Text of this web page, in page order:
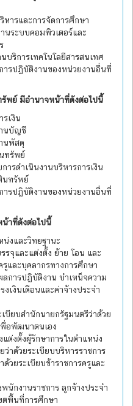
หารและการจัดการศึกษา
นระบบคอมพิวเตอร์และ
บริการเทคโนโลยีสารสนเทศ
รปฏิบัติงานของหน่วยงานอื่นที่
พย์ มีอำนาจหน้าที่ดังต่อไปนี้
เงิน
านบัญชี
นพัสดุ
ทรัพย์
ารดำเนินงานบริหารการเงิน
นทรัพย์
รปฏิบัติงานของหน่วยงานอื่นที่
าที่ดังต่อไปนี้
น่งและวิทยฐานะ
รจุและแต่งตั้ง ย้าย โอน และ
รูและบุคลากรทางการศึกษา
ลการปฏิบัติงาน บำเหน็จความ
เงินเดือนและค่าจ้างประจำ
บียบสำนักนายกรัฐมนตรีว่าด้วย
พื่อพัฒนาตนเอง
แต่งตั้งผู้รักษาการในตำแหน่ง
าด้วยระเบียบบริหารราชการ
วยระเบียบข้าราชการครูและ
นักงานราชการ ลูกจ้างประจำ
ตพื้นที่การศึกษา